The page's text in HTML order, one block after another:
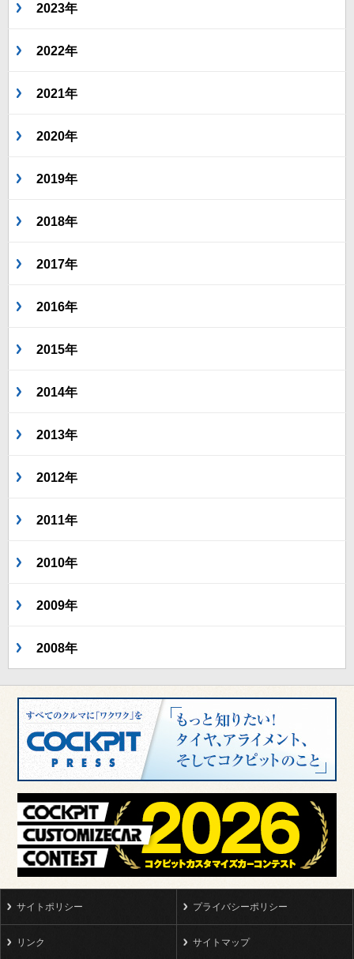
2023年
2022年
2021年
2020年
2019年
2018年
2017年
2016年
2015年
2014年
2013年
2012年
2011年
2010年
2009年
2008年
サイトポリシー プライバシーポリシー
リンク サイトマップ